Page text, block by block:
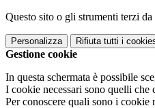
Questo sito o gli strumenti terzi
Personalizza Rifiuta tutti i
Gestione cookie
In questa schermata è possibile
I cookie necessari sono quelli
Per conoscere quali sono i cookie